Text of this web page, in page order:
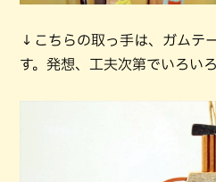
↓こちらの取っ手は、ガムテ
す。発想、工夫次第でいろい